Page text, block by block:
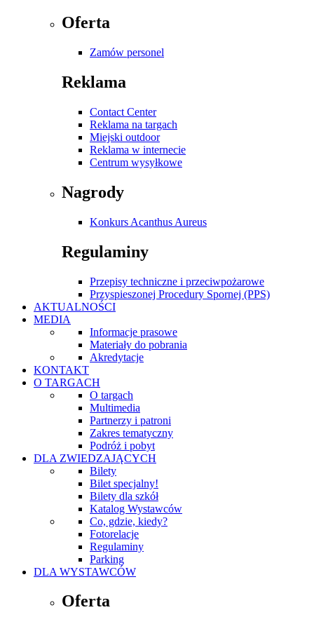
Oferta
Zamów personel
Reklama
Contact Center
Reklama na targach
Miejski outdoor
Reklama w internecie
Centrum wysyłkowe
Nagrody
Konkurs Acanthus Aureus
Regulaminy
Przepisy techniczne i przeciwpożarowe
Przyspieszonej Procedury Spornej (PPS)
AKTUALNOŚCI
MEDIA
Informacje prasowe
Materiały do pobrania
Akredytacje
KONTAKT
O TARGACH
O targach
Multimedia
Partnerzy i patroni
Zakres tematyczny
Podróż i pobyt
DLA ZWIEDZAJĄCYCH
Bilety
Bilet specjalny!
Bilety dla szkół
Katalog Wystawców
Co, gdzie, kiedy?
Fotorelacje
Regulaminy
Parking
DLA WYSTAWCÓW
Oferta